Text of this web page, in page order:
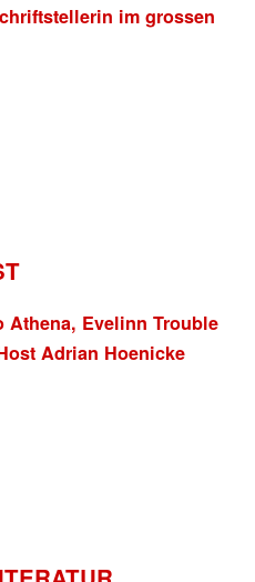
im grossen
Athena, Evelinn Trouble
Adrian Hoenicke